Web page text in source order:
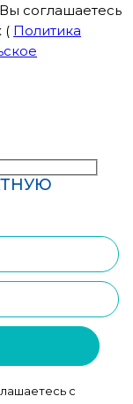
соглашаетесь
( Политика
с